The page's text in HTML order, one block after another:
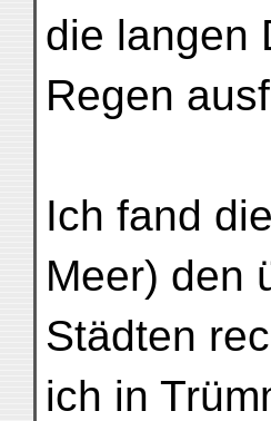
die langen
Regen
Ich fand
Meer) den
Städten
ich in